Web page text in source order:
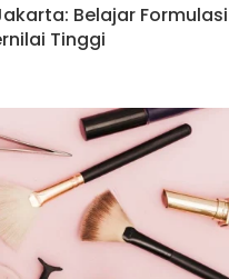
Belajar Formulasi
Tinggi